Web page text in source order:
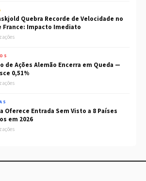
Quebra Recorde de Velocidade no
France: Impacto Imediato
de Ações Alemão Encerra em Queda —
0,51%
Oferece Entrada Sem Visto a 8 Países
em 2026